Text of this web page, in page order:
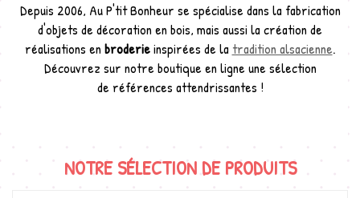
Depuis 2006, Au P'tit Bonheur se spécialise dans la fabrication
d'objets de décoration en bois, mais aussi la création de
réalisations en broderieinspirées de la tradition alsacienne.
Découvrez sur notre boutique en ligne une sélection
de références attendrissantes !
NOTRE SÉLECTION DE PRODUITS